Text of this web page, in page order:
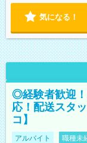
気になる！
◎経験者歓迎
応！配送スタ
コ】
アルバイト 職種未